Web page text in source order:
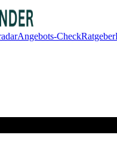
Angebots-CheckRatgeber